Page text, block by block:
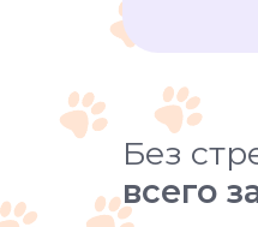
Без
всего